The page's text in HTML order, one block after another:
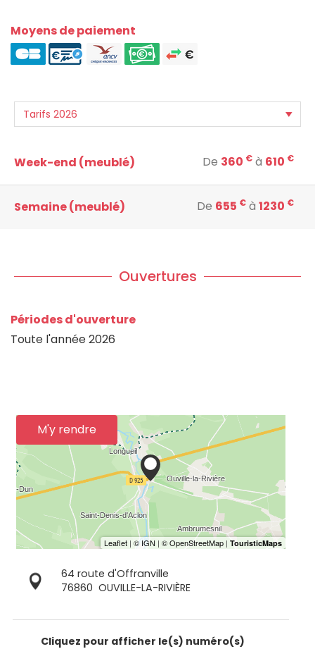
Moyens de paiement
Week-end (meublé) De 360 € à 610 €
Semaine (meublé) De 655 € à 1230 €
Ouvertures
Périodes d'ouverture
Toute l'année 2026
M'y rendre
64 route d'Offranville
76860 OUVILLE-LA-RIVIÈRE
Cliquez pour afficher le(s) numéro(s)